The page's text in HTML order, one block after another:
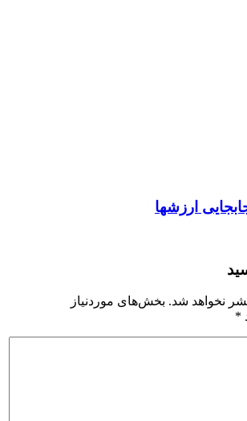
ارزشها
نخواهد شد. بخش‌های موردنیاز
*